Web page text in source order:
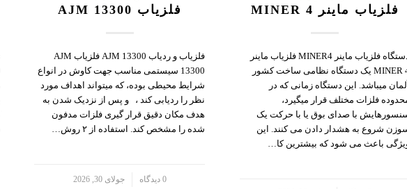
فلزیاب ماینر MINER 4
دستگاه فلزیاب ماینر MINER4 فلزیاب ماینر
MINER 4 یک دستگاه نظامی ساخت کشور
میباشد. این دستگاه زمانی که در
فلزات مختلف قرار میگیرد،
با صدای بوق یا با حرکت یک
شروع به هشدار دادن می کنند. این
باعث می شود که بیشترین کا…
فلزیاب AJM 13300
فلزیاب و ردیاب AJM 13300 فلزیاب AJM
13300 سیستمی مناسب جهت کاوش در انواع
شرایط محیطی بوده، که میتواند اهداف مورد
نظر را ردیابی کند ، و پس از نزدیک شدن به
هدف مکان دقیق قرار گیری فلزات مدفون
شده را مشخص کند. استفاده از ۲ روش…
0 دیدگاه جولای 30, 2026